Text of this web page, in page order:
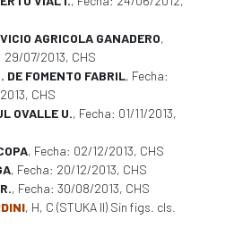
AGRICOLA GANADERO,
29/07/2013, CHS
DE FOMENTO FABRIL, Fecha:
CHS
OVALLE U., Fecha: 01/11/2013,
, Fecha: 02/12/2013, CHS
, Fecha: 20/12/2013, CHS
, Fecha: 30/08/2013, CHS
, H, C (STUKA II) Sin figs. cls.